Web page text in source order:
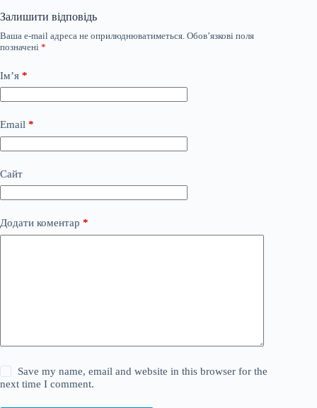
Залишити відповідь
Ваша e-mail адреса не оприлюднюватиметься. Обов’язкові поля
позначені *
Ім’я *
Email *
Сайт
Додати коментар *
Save my name, email and website in this browser for the
next time I comment.